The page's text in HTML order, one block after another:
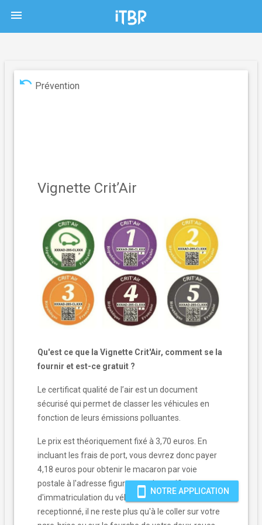
menu
undo Prévention
Vignette Crit’Air
Qu'est ce que la Vignette Crit'Air, comment se la
fournir et est-ce gratuit ?
Le certificat qualité de l’air est un document
sécurisé qui permet de classer les véhicules en
fonction de leurs émissions polluantes.
Le prix est théoriquement fixé à 3,70 euros. En
incluant les frais de port, vous devrez donc payer
4,18 euros pour obtenir le macaron par voie
postale à l'adresse figurant sur le certificat
d'immatriculation du véhicule. Une fois
receptionné, il ne reste plus qu'à le coller sur votre
smartphone NOTRE APPLICATION